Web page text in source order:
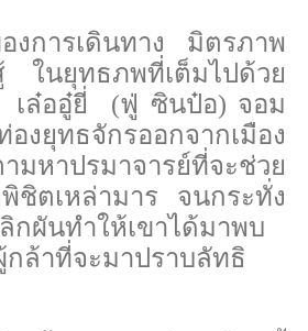
องการเดินทาง มิตรภาพ
ในยุทธภพที่เต็มไปด้วย
เล๋ออู๋ยี่ (ฟู่ ซินป๋อ) จอม
งยุทธจักรออกจากเมือง
หาปรมาจารย์ที่จะช่วย
พิชิตเหล่ามาร จนกระทั่ง
กผันทำให้เขาได้มาพบ
กล้าที่จะมาปราบลัทธิ